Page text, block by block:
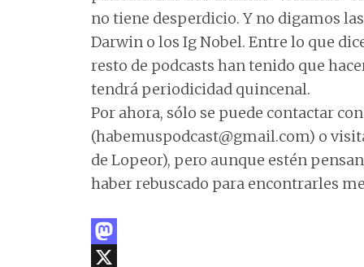
no tiene desperdicio. Y no digamos
Darwin o los Ig Nobel. Entre lo que
resto de podcasts han tenido que
tendrá periodicidad quincenal.
Por ahora, sólo se puede contactar
(habemuspodcast@gmail.com) o
de Lopeor), pero aunque estén
haber rebuscado para encontrarles
M